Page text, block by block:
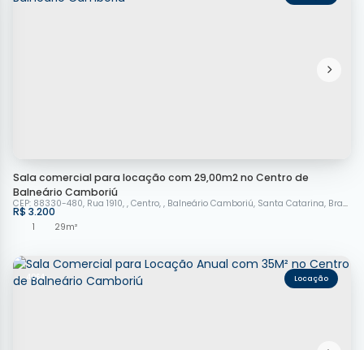
Sala comercial para locação com 29,00m2 no Centro de
Balneário Camboriú
R$ 3.200
CEP: 88330-480, Rua 1910 , Centro , Balneário Camboriú, Santa Catarina, Brasil
1
29m²
4064